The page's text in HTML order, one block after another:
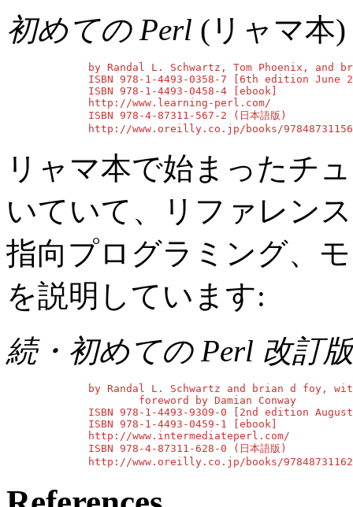
初めての Perl (リャマ本)
by Randal L. Schwartz, Tom Phoenix, and
ISBN 978-1-4493-0358-7 [6th edition June
        ISBN 978-1-4493-0458-4 [ebook]
        http://www.learning-perl.com/
        ISBN 978-4-87311-567-2 (日本語版)
http://www.oreilly.co.jp/books/
リャマ本で始まったチ
いていて、リファレン
指向プログラミング、
を説明しています:
続・初めての Perl 改訂版
by Randal L. Schwartz and brian d foy,
                foreword by Damian Conway
ISBN 978-1-4493-9309-0 [2nd edition
        ISBN 978-1-4493-0459-1 [ebook]
        http://www.intermediateperl.com/
        ISBN 978-4-87311-628-0 (日本語版)
http://www.oreilly.co.jp/books/